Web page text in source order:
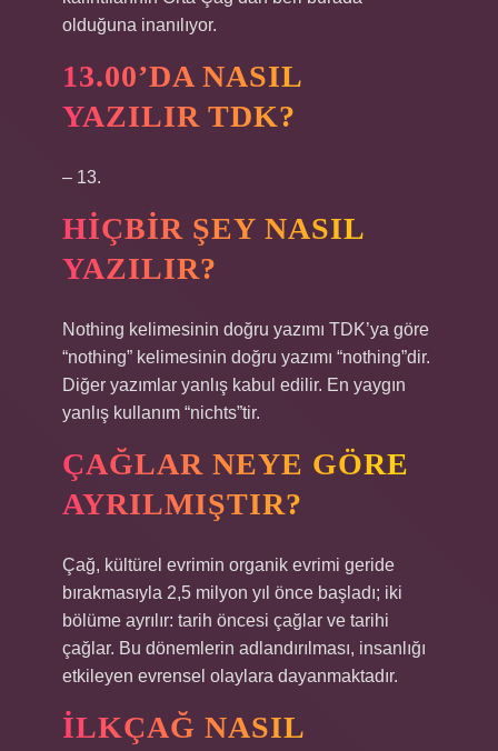
olduğuna inanılıyor.
13.00’DA NASIL
YAZILIR TDK?
– 13.
HIÇBIR ŞEY NASIL
YAZILIR?
Nothing kelimesinin doğru yazımı TDK’ya göre
“nothing” kelimesinin doğru yazımı “nothing”dir.
Diğer yazımlar yanlış kabul edilir. En yaygın
yanlış kullanım “nichts”tir.
ÇAĞLAR NEYE GÖRE
AYRILMIŞTIR?
Çağ, kültürel evrimin organik evrimi geride
bırakmasıyla 2,5 milyon yıl önce başladı; iki
bölüme ayrılır: tarih öncesi çağlar ve tarihi
çağlar. Bu dönemlerin adlandırılması, insanlığı
etkileyen evrensel olaylara dayanmaktadır.
İLKÇAĞ NASIL